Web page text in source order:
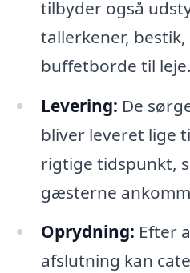
tilbyder også
tallerkener, bestik,
buffetborde til leje.
Levering: De
bliver leveret lige
rigtige tidspunkt,
gæsterne
Oprydning: Efter
afslutning kan